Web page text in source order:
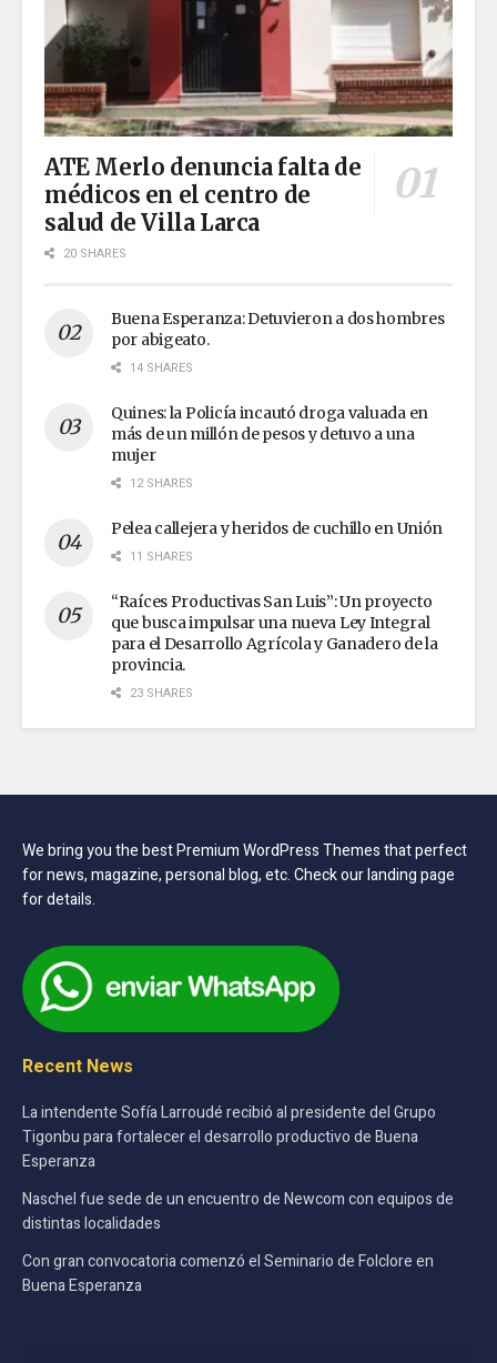
ATE Merlo denuncia falta de
médicos en el centro de
salud de Villa Larca
20 SHARES
Buena Esperanza: Detuvieron a dos hombres
por abigeato.
14 SHARES
Quines: la Policía incautó droga valuada en
más de un millón de pesos y detuvo a una
mujer
12 SHARES
Pelea callejera y heridos de cuchillo en Unión
11 SHARES
“Raíces Productivas San Luis”: Un proyecto
que busca impulsar una nueva Ley Integral
para el Desarrollo Agrícola y Ganadero de la
provincia.
23 SHARES
We bring you the best Premium WordPress Themes that perfect
for news, magazine, personal blog, etc. Check our landing page
for details.
Recent News
La intendente Sofía Larroudé recibió al presidente del Grupo
Tigonbu para fortalecer el desarrollo productivo de Buena
Esperanza
Naschel fue sede de un encuentro de Newcom con equipos de
distintas localidades
Con gran convocatoria comenzó el Seminario de Folclore en
Buena Esperanza